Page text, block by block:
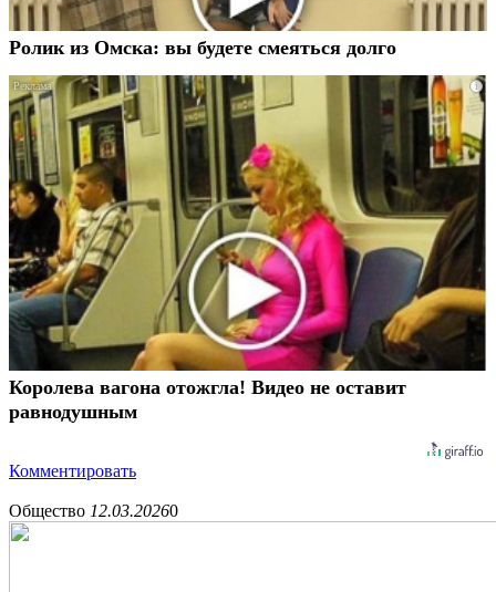
Ролик из Омска: вы будете смеяться долго
i
Королева вагона отожгла! Видео не оставит
равнодушным
Комментировать
Общество 12.03.20260